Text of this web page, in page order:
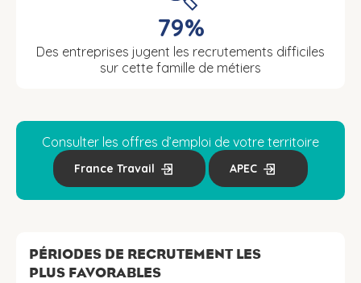
79%
Des entreprises jugent les recrutements difficiles
sur cette famille de métiers
Consulter les offres d’emploi de votre territoire
France Travail APEC
PÉRIODES DE RECRUTEMENT LES
PLUS FAVORABLES